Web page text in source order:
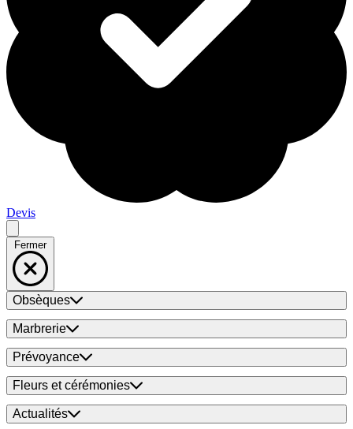
Devis
Fermer
Obsèques
Marbrerie
Prévoyance
Fleurs et cérémonies
Actualités